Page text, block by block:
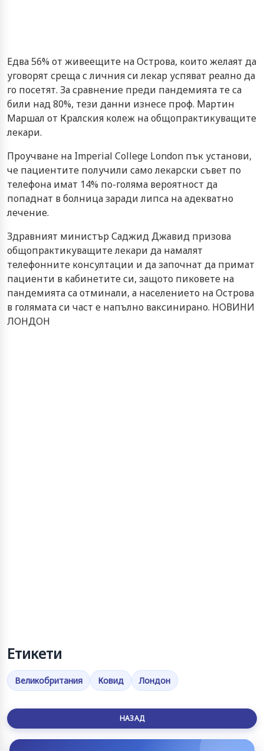
Едва 56% от живеещите на Острова, които желаят да
уговорят среща с личния си лекар успяват реално да
го посетят. За сравнение преди пандемията те са
били над 80%, тези данни изнесе проф. Мартин
Маршал от Кралския колеж на общопрактикуващите
лекари.
Проучване на Imperial College London пък установи,
че пациентите получили само лекарски съвет по
телефона имат 14% по-голяма вероятност да
попаднат в болница заради липса на адекватно
лечение.
Здравният министър Саджид Джавид призова
общопрактикуващите лекари да намалят
телефонните консултации и да започнат да примат
пациенти в кабинетите си, защото пиковете на
пандемията са отминали, а населението на Острова
в голямата си част е напълно ваксинирано. НОВИНИ
ЛОНДОН
Етикети
Великобритания Ковид Лондон
НАЗАД